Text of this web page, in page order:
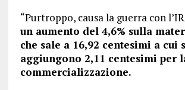
“Purtroppo, causa la guerra con
un aumento del 4,6% sulla
che sale a 16,92 centesimi a cui
aggiungono 2,11 centesimi per
commercializzazione.